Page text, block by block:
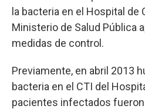
la bacteria en el Hospital de
Ministerio de Salud Pública
medidas de control.
Previamente, en abril 2013
bacteria en el CTI del
pacientes infectados